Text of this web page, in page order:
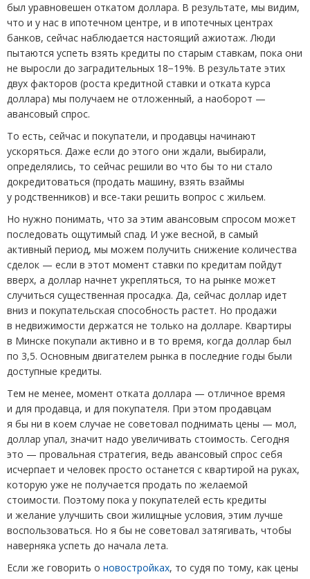
был уравновешен откатом доллара. В результате, мы видим,
что и у нас в ипотечном центре, и в ипотечных центрах
банков, сейчас наблюдается настоящий ажиотаж. Люди
пытаются успеть взять кредиты по старым ставкам, пока они
не выросли до заградительных 18−19%. В результате этих
двух факторов (роста кредитной ставки и отката курса
доллара) мы получаем не отложенный, а наоборот —
авансовый спрос.
То есть, сейчас и покупатели, и продавцы начинают
ускоряться. Даже если до этого они ждали, выбирали,
определялись, то сейчас решили во что бы то ни стало
докредитоваться (продать машину, взять взаймы
у родственников) и все-таки решить вопрос с жильем.
Но нужно понимать, что за этим авансовым спросом может
последовать ощутимый спад. И уже весной, в самый
активный период, мы можем получить снижение количества
сделок — если в этот момент ставки по кредитам пойдут
вверх, а доллар начнет укрепляться, то на рынке может
случиться существенная просадка. Да, сейчас доллар идет
вниз и покупательская способность растет. Но продажи
в недвижимости держатся не только на долларе. Квартиры
в Минске покупали активно и в то время, когда доллар был
по 3,5. Основным двигателем рынка в последние годы были
доступные кредиты.
Тем не менее, момент отката доллара — отличное время
и для продавца, и для покупателя. При этом продавцам
я бы ни в коем случае не советовал поднимать цены — мол,
доллар упал, значит надо увеличивать стоимость. Сегодня
это — провальная стратегия, ведь авансовый спрос себя
исчерпает и человек просто останется с квартирой на руках,
которую уже не получается продать по желаемой
стоимости. Поэтому пока у покупателей есть кредиты
и желание улучшить свои жилищные условия, этим лучше
воспользоваться. Но я бы не советовал затягивать, чтобы
наверняка успеть до начала лета.
Если же говорить о новостройках, то судя по тому, как цены